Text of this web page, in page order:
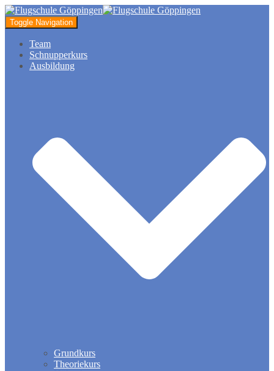
Toggle Navigation
Team
Schnupperkurs
Ausbildung
Grundkurs
Theoriekurs